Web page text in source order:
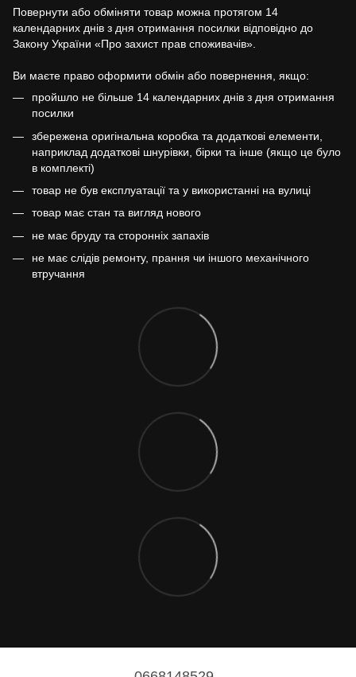
Повернути або обміняти товар можна протягом 14
календарних днів з дня отримання посилки відповідно до
Закону України «Про захист прав споживачів».
Ви маєте право оформити обмін або повернення, якщо:
пройшло не більше 14 календарних днів з дня отримання
посилки
збережена оригінальна коробка та додаткові елементи,
наприклад додаткові шнурівки, бірки та інше (якщо це було
в комплекті)
товар не був експлуатації та у використанні на вулиці
товар має стан та вигляд нового
не має бруду та сторонніх запахів
не має слідів ремонту, прання чи іншого механічного
втручання